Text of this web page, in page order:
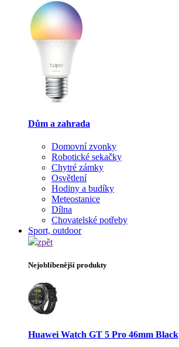
Dům a zahrada
Domovní zvonky
Robotické sekačky
Chytré zámky
Osvětlení
Hodiny a budíky
Meteostanice
Dílna
Chovatelské potřeby
Sport, outdoor
zpět
Nejoblíbenější produkty
Huawei Watch GT 5 Pro 46mm Black